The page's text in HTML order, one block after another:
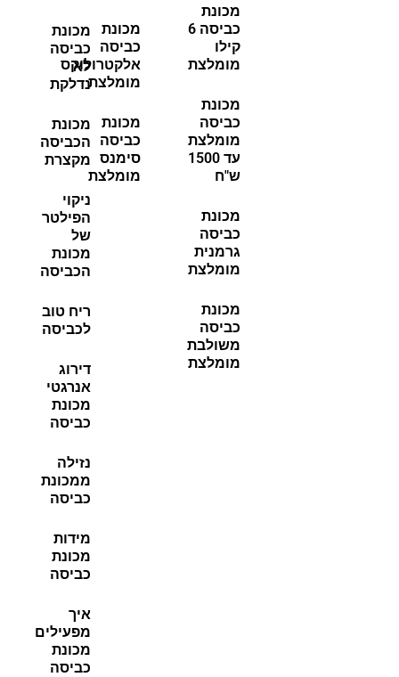
מכונת
כביסה 6
קילו
מומלצת
מכונת
כביסה
מומלצת
עד 1500
ש"ח
מכונת
כביסה
גרמנית
מומלצת
מכונת
כביסה
משולבת
מומלצת
מכונת
כביסה
אלקטרולוקס
מומלצת
מכונת
כביסה
סימנס
מומלצת
מכונת
כביסה
לא
נדלקת
מכונת
הכביסה
מקצרת
ניקוי
הפילטר
של
מכונת
הכביסה
ריח טוב
לכביסה
דירוג
אנרגטי
מכונת
כביסה
נזילה
ממכונת
כביסה
מידות
מכונת
כביסה
איך
מפעילים
מכונת
כביסה